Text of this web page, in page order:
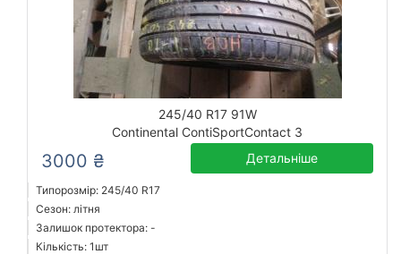
245/40 R17 91W
Continental ContiSportContact 3
3000 ₴ Детальніше
Типорозмір: 245/40 R17
Сезон: літня
Залишок протектора: -
Кількість: 1шт